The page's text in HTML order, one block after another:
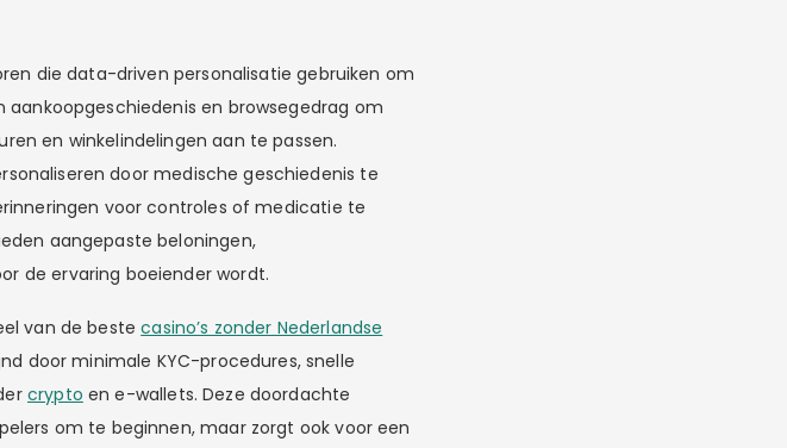
die data-driven personalisatie gebruiken om
en browsegedrag om
en winkelindelingen aan te passen.
door medische geschiedenis te
voor controles of medicatie te
aangepaste beloningen,
de ervaring boeiender wordt.
van de bestecasino’s zonder Nederlandse
door minimale KYC-procedures, snelle
crypto en e-wallets. Deze doordachte
om te beginnen, maar zorgt ook voor een